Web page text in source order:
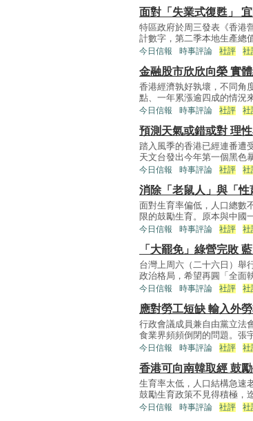
面對「失業式復甦」
特區政府於周三發表《香港
計數字，第二季本地生產總
今日信報 時事評論 社評 社
金融股市欣欣向榮 實
香港經濟孰好孰壞，不同角
點、一年累漲逾四成的情況
今日信報 時事評論 社評 社
預測天氣或錯或對 理
踏入風季的香港已經連番遭
天文台發出今年第一個黑色
今日信報 時事評論 社評 社
消除「老鼠人」與「
面對生育率偏低，人口總數
限的鼓勵生育。原本與中國
今日信報 時事評論 社評 社
「大罷免」綠營完敗
台灣上周六（二十六日）舉
政治格局，希望再圓「全面
今日信報 時事評論 社評 社
應對勞工短缺 輸入外
行政會議成員兼自由黨立法
食業界頻頻倒閉的問題。張
今日信報 時事評論 社評 社
香港可向南韓取經 鼓
生育率太低，人口結構急速
鼓勵生育政策不見得積極，
今日信報 時事評論 社評 社